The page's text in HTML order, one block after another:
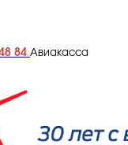
84 Авиакасса